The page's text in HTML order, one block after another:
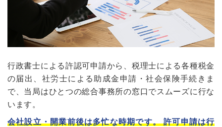
行政書士による許認可申請から、税理士による各種税金
の届出、社労士による助成金申請・社会保険手続きま
で、当局はひとつの総合事務所の窓口でスムーズに行な
います。
会社設立・開業前後は多忙な時期です。 許可申請は行